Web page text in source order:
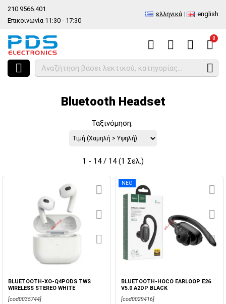
210.9566.401
Επικοινωνία 11:30 - 17:30
ελληνικά english
0
HOME Είδος Διάφορα Προιόντα Bluetooth ,GPS, Carkit, Drones
Bluetooth Headset
Ταξινόμηση:
1 - 14 / 14 (1 Σελ.)
BLUETOOTH-XO-Q4PODS TWS
WIRELESS STEREO WHITE
[cod0035744]
ΝΕΟ
BLUETOOTH-HOCO EARLOOP E26
V5.0 A2DP BLACK
[cod0029416]